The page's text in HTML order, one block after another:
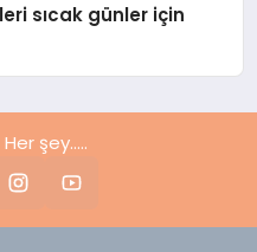
sıcak günler için
şey.....